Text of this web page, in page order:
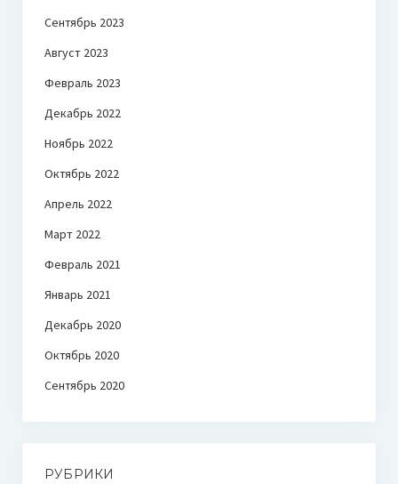
Сентябрь 2023
Август 2023
Февраль 2023
Декабрь 2022
Ноябрь 2022
Октябрь 2022
Апрель 2022
Март 2022
Февраль 2021
Январь 2021
Декабрь 2020
Октябрь 2020
Сентябрь 2020
РУБРИКИ